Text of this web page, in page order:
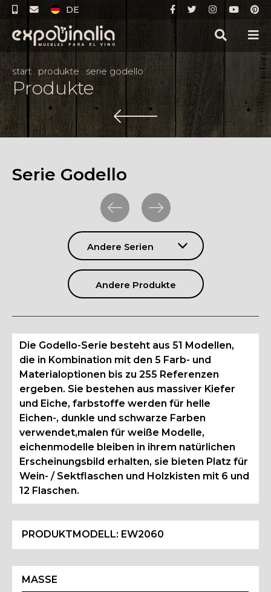
DE
start . produkte . serie godello
Produkte
Serie Godello
Andere Serien
Andere Produkte
Die Godello-Serie besteht aus 51 Modellen,
die in Kombination mit den 5 Farb- und
Materialoptionen bis zu 255 Referenzen
ergeben. Sie bestehen aus massiver Kiefer
und Eiche, farbstoffe werden für helle
Eichen-, dunkle und schwarze Farben
verwendet,malen für weiße Modelle,
eichenmodelle bleiben in ihrem natürlichen
Erscheinungsbild erhalten, sie bieten Platz für
Wein- / Sektflaschen und Holzkisten mit 6 und
12 Flaschen.
PRODUKTMODELL: EW2060
MASSE